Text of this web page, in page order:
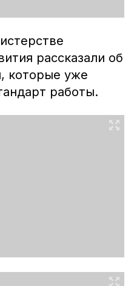
рассказали об
которые уже
работы.